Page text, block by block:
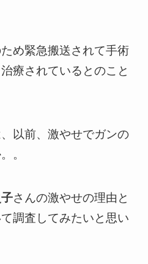
め緊急搬送されて手術
療されているとのこと
以前、激やせでガンの
。
さんの激やせの理由と
調査してみたいと思い